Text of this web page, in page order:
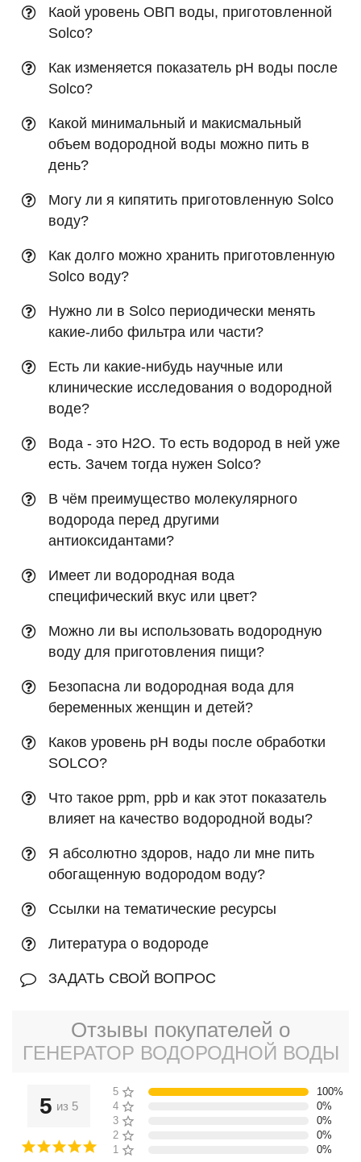
Каой уровень ОВП воды, приготовленной
Solco?
Как изменяется показатель pH воды после
Solco?
Какой минимальный и макисмальный
объем водородной воды можно пить в
день?
Могу ли я кипятить приготовленную Solco
воду?
Как долго можно хранить приготовленную
Solco воду?
Нужно ли в Solco периодически менять
какие-либо фильтра или части?
Есть ли какие-нибудь научные или
клинические исследования о водородной
воде?
Вода - это H2O. То есть водород в ней уже
есть. Зачем тогда нужен Solco?
В чём преимущество молекулярного
водорода перед другими
антиоксидантами?
Имеет ли водородная вода
специфический вкус или цвет?
Можно ли вы использовать водородную
воду для приготовления пищи?
Безопасна ли водородная вода для
беременных женщин и детей?
Каков уровень рН воды после обработки
SOLCO?
Что такое ppm, ppb и как этот показатель
влияет на качество водородной воды?
Я абсолютно здоров, надо ли мне пить
обогащенную водородом воду?
Ссылки на тематические ресурсы
Литература о водороде
ЗАДАТЬ СВОЙ ВОПРОС
ГЕНЕРАТОР ВОДОРОДНОЙ ВОДЫ
5 из 5
5 звёзд
100%
4 звезды
0%
3 звезды
0%
2 звезды
0%
1 звезда
0%